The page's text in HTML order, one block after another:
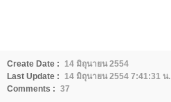
Create Date : 14 มิถุนายน 2554
Last Update : 14 มิถุนายน 2554 7:41:31 น.
Comments : 37